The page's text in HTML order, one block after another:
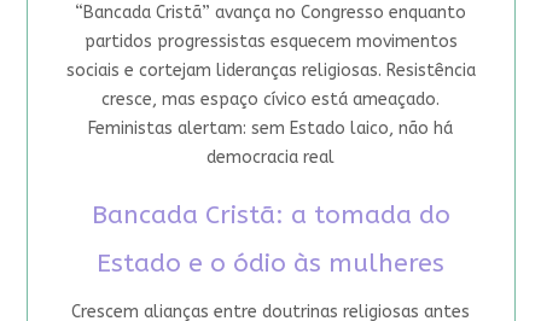
“Bancada Cristã” avança no Congresso enquanto
partidos progressistas esquecem movimentos
sociais e cortejam lideranças religiosas. Resistência
cresce, mas espaço cívico está ameaçado.
Feministas alertam: sem Estado laico, não há
democracia real
Bancada Cristã: a tomada do
Estado e o ódio às mulheres
Crescem alianças entre doutrinas religiosas antes